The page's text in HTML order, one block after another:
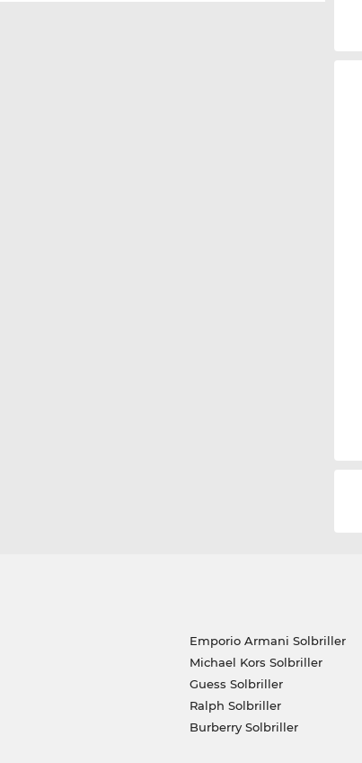
Emporio Armani Solbriller
Michael Kors Solbriller
Guess Solbriller
Ralph Solbriller
Burberry Solbriller